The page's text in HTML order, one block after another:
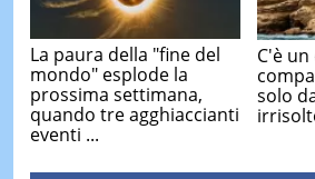
La paura della "fine del
mondo" esplode la
prossima settimana,
quando tre agghiaccianti
eventi ...
C'è
solo